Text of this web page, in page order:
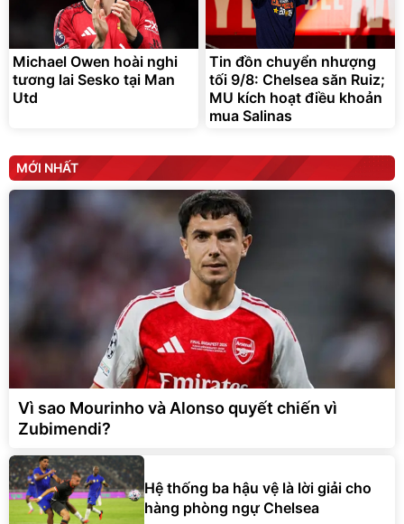
Michael Owen hoài nghi
tương lai Sesko tại Man
Utd
Tin đồn chuyển nhượng
tối 9/8: Chelsea săn Ruiz;
MU kích hoạt điều khoản
mua Salinas
MỚI NHẤT
Vì sao Mourinho và Alonso quyết chiến vì
Zubimendi?
Hệ thống ba hậu vệ là lời giải cho
hàng phòng ngự Chelsea